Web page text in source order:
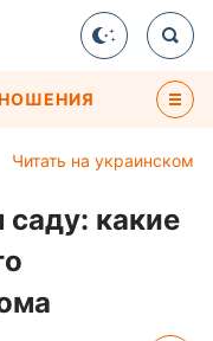
Читать на украинском
какие